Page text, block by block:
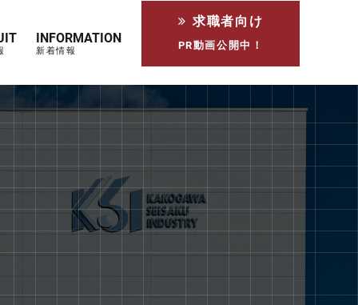
新着情報
INFORMATION
求職者向け
PR動画公開中！